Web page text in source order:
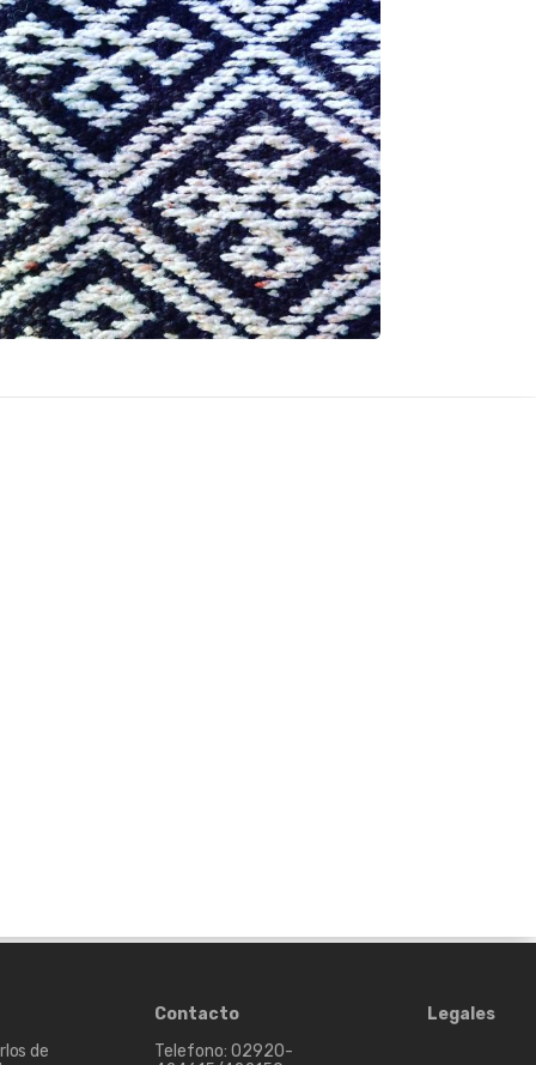
de
Contacto
Telefono: 02920-
Legales